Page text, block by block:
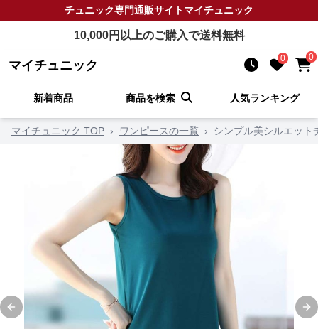
チュニック専門通販サイトマイチュニック
10,000円以上のご購入で送料無料
マイチュニック 0 0
新着商品 商品を検索 人気ランキング
マイチュニック TOP › ワンピースの一覧 › シンプル美シルエット
Previous slide